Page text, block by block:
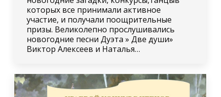
которых все принимали активное
участие, и получали поощрительные
призы. Великолепно прослушивались
новогодние песни Дуэта » Две души»
Виктор Алексеев и Наталья…